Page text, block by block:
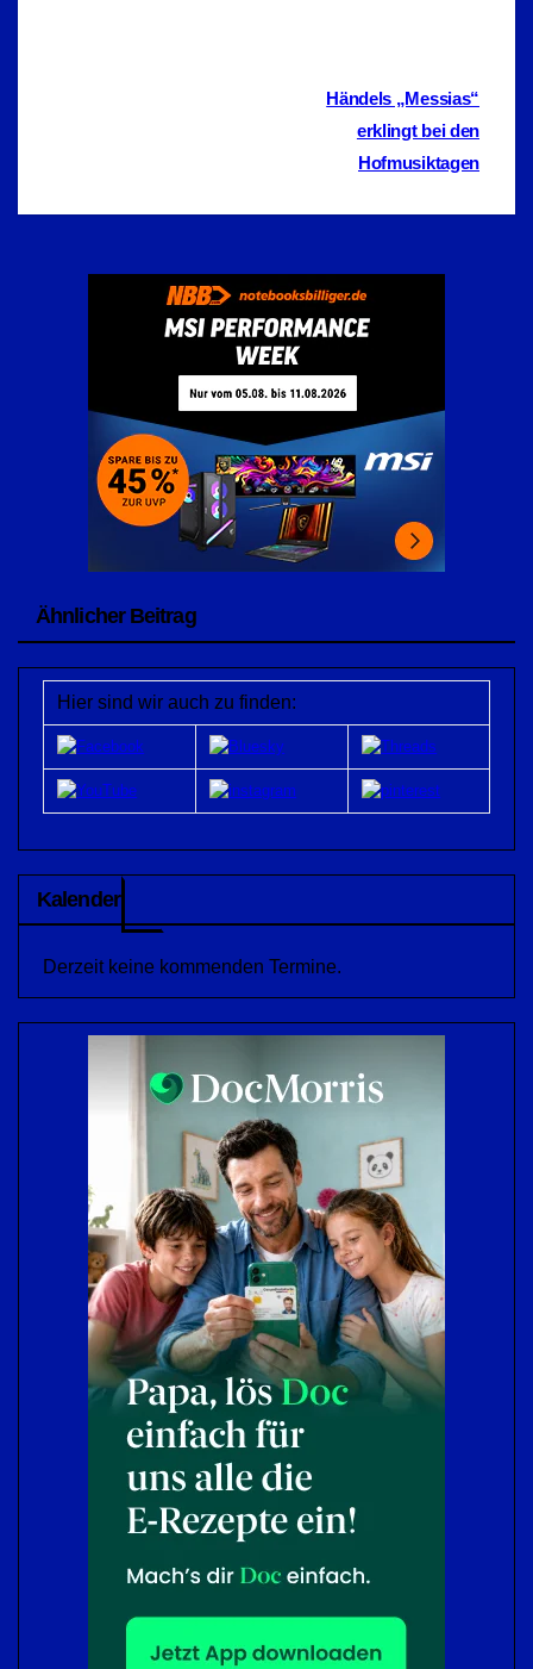
BeitragsnavigationHändels „Messias“
erklingt bei den
Hofmusiktagen
Ähnlicher Beitrag
Hier sind wir auch zu finden:
Kalender
Derzeit keine kommenden Termine.